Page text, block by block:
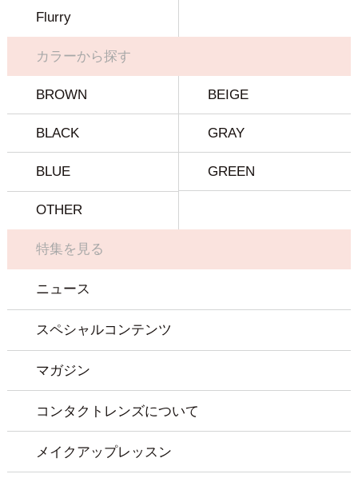
Flurry
カラーから探す
BROWN BEIGE
BLACK GRAY
BLUE GREEN
OTHER
特集を見る
ニュース
スペシャルコンテンツ
マガジン
コンタクトレンズについて
メイクアップレッスン